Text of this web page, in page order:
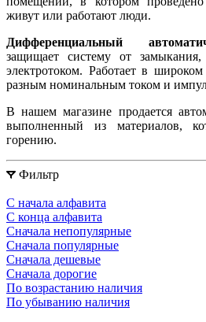
живут или работают люди.
Дифференциальный
защищает систему от
электротоком. Работает в
разным номинальным током и
В нашем магазине продается
выполненный из материалов,
горению.
Фильтр
С начала алфавита
С конца алфавита
Сначала непопулярные
Сначала популярные
Сначала дешевые
Сначала дорогие
По возрастанию наличия
По убыванию наличия